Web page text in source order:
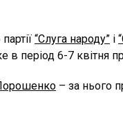
“Слуга народу” і
період 6-7 квітня
– за нього